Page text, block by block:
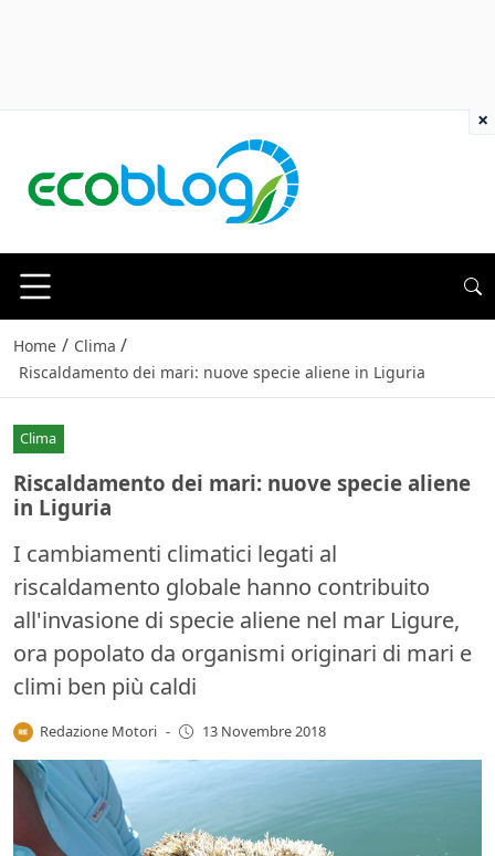
Home / Clima /
Riscaldamento dei mari: nuove specie aliene in Liguria
Clima
Riscaldamento dei mari: nuove specie aliene
in Liguria
I cambiamenti climatici legati al
riscaldamento globale hanno contribuito
all'invasione di specie aliene nel mar Ligure,
ora popolato da organismi originari di mari e
climi ben più caldi
Redazione Motori - 13 Novembre 2018
×